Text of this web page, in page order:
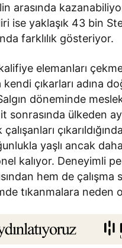
arasında
ise yaklaşık 43 bin
farklılık gösteriyor.
elemanları
çıkarları adına
döneminde
sonrasında ülkeden
yaşlı ancak daha
kalıyor. Deneyimli
hem de çalışma
tıkanmalara neden